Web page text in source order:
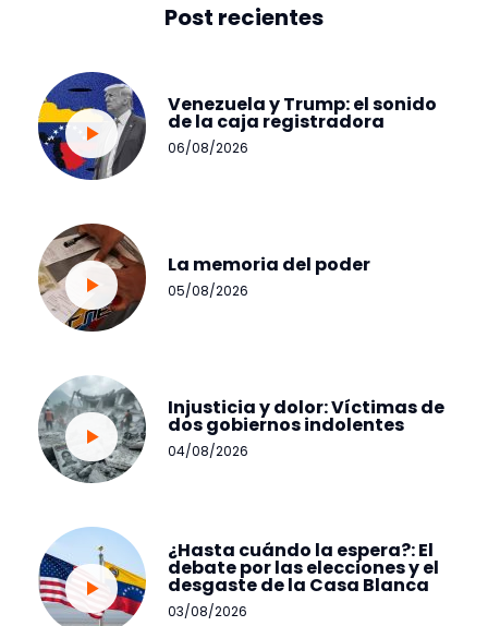
Post recientes
Venezuela y Trump: el sonido
de la caja registradora
06/08/2026
La memoria del poder
05/08/2026
Injusticia y dolor: Víctimas de
dos gobiernos indolentes
04/08/2026
¿Hasta cuándo la espera?: El
debate por las elecciones y el
desgaste de la Casa Blanca
03/08/2026